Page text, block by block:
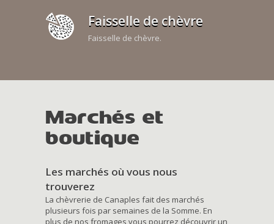
Faisselle de chèvre
Faisselle de chèvre.
Marchés et
boutique
Les marchés où vous nous
trouverez
La chèvrerie de Canaples fait des marchés
plusieurs fois par semaines de la Somme. En
plus de nos fromages vous pourrez découvrir un